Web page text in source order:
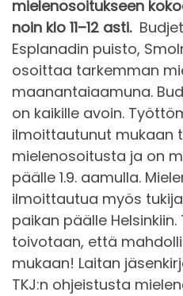
mielenosoitukseen
noin klo 11–12 asti.
Esplanadin puisto,
osoittaa tarkemman
maanantaiaamuna.
on kaikille avoin.
ilmoittautunut mukaan
mielenosoitusta ja on
päälle 1.9. aamulla.
ilmoittautua myös
paikan päälle Helsinkiin.
toivotaan, että
mukaan! Laitan
TKJ:n ohjeistusta